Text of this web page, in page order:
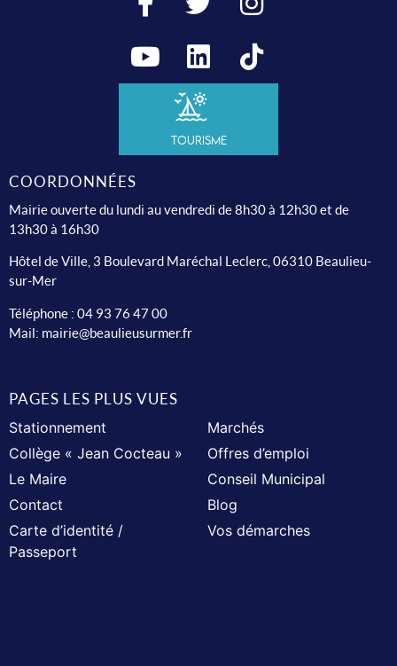
Tourisme
COORDONNÉES
Mairie ouverte du lundi au vendredi de 8h30 à 12h30 et de
13h30 à 16h30
Hôtel de Ville, 3 Boulevard Maréchal Leclerc, 06310 Beaulieu-
sur-Mer
Téléphone : 04 93 76 47 00
Mail: mairie@beaulieusurmer.fr
PAGES LES PLUS VUES
Stationnement
Marchés
Collège « Jean Cocteau »
Offres d’emploi
Le Maire
Conseil Municipal
Contact
Blog
Carte d’identité /
Passeport
Vos démarches